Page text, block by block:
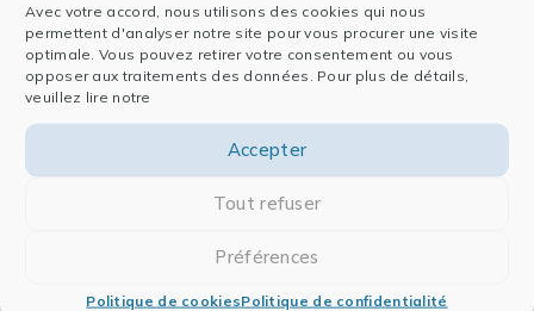
Avec votre accord, nous utilisons des cookies qui nous
permettent d'analyser notre site pour vous procurer une visite
optimale. Vous pouvez retirer votre consentement ou vous
opposer aux traitements des données. Pour plus de détails,
veuillez lire notre
Accepter
Tout refuser
Préférences
Politique de cookiesPolitique de confidentialité
Organisme agréé de formation continue,
dans leur montée en compétences pour faire face
DÉCOUVRIR